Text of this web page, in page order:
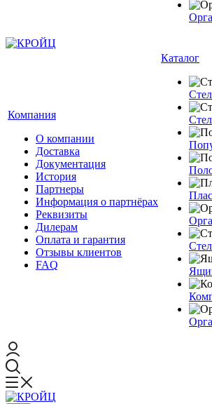
Компания
О компании
Доставка
Документация
История
Партнеры
Информация о партнёрах
Реквизиты
Дилерам
Оплата и гарантия
Отзывы клиентов
FAQ
Каталог